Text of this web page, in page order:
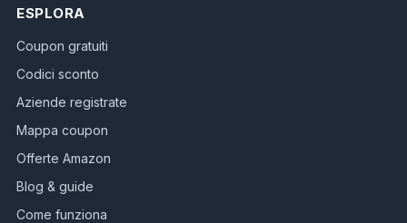
ESPLORA
Coupon gratuiti
Codici sconto
Aziende registrate
Mappa coupon
Offerte Amazon
Blog & guide
Come funziona